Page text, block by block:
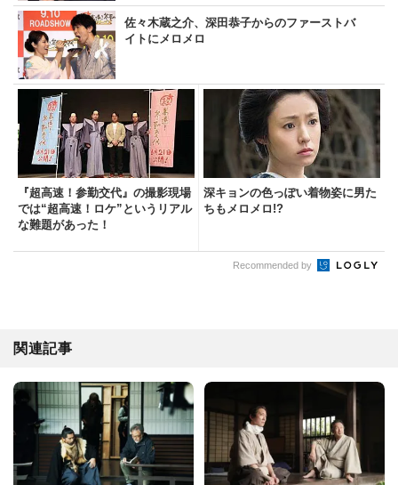
佐々木蔵之介、深田恭子からのファーストバ
イトにメロメロ
『超高速！参勤交代』の撮影現場
では“超高速！ロケ”というリアル
な難題があった！
深キョンの色っぽい着物姿に男た
ちもメロメロ!?
Recommended by
関連記事